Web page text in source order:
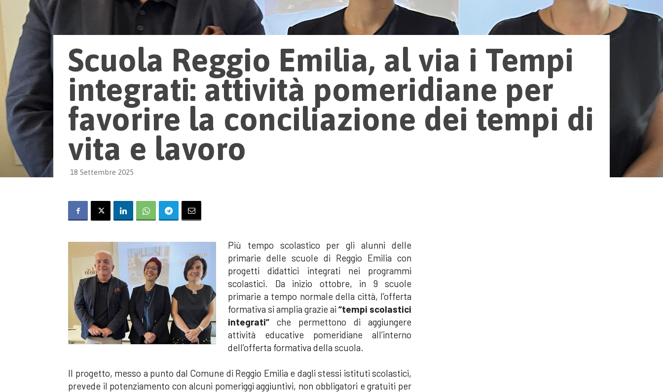
Scuola Reggio Emilia, al via i Tempi
integrati: attività pomeridiane per
favorire la conciliazione dei tempi di
vita e lavoro
18 Settembre 2025
Più tempo scolastico per gli alunni delle
primarie delle scuole di Reggio Emilia con
progetti didattici integrati nei programmi
scolastici. Da inizio ottobre, in 9 scuole
primarie a tempo normale della città, l’offerta
formativa si amplia grazie ai “tempi scolastici
integrati” che permettono di aggiungere
attività educative pomeridiane all’interno
dell’offerta formativa della scuola.
Il progetto, messo a punto dal Comune di Reggio Emilia e dagli stessi istituti scolastici,
prevede il potenziamento con alcuni pomeriggi aggiuntivi, non obbligatori e gratuiti per